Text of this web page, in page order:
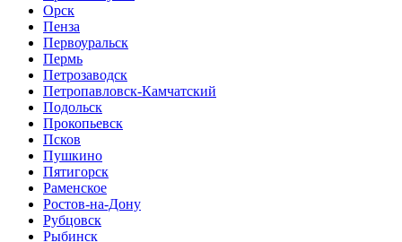
Орск
Пенза
Первоуральск
Пермь
Петрозаводск
Петропавловск-Камчатский
Подольск
Прокопьевск
Псков
Пушкино
Пятигорск
Раменское
Ростов-на-Дону
Рубцовск
Рыбинск